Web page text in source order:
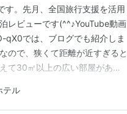
。先月、全国旅行支援を活用
レビューです(^^♪YouTube動画
では、ブログでも紹介しま
ので、狭くて距離が近すぎると
て30㎡以上の広い部屋がある
た。イビススタイルズ札幌ソ
テル